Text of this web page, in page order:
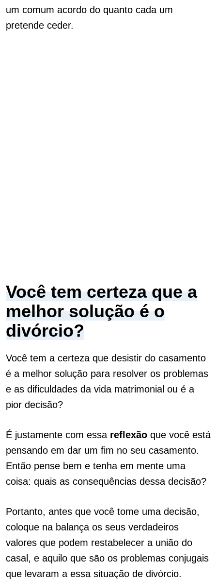
um comum acordo do quanto cada um
pretende ceder.
Você tem certeza que a
melhor solução é o
divórcio?
Você tem a certeza que desistir do casamento
é a melhor solução para resolver os problemas
e as dificuldades da vida matrimonial ou é a
pior decisão?
É justamente com essa reflexão que você está
pensando em dar um fim no seu casamento.
Então pense bem e tenha em mente uma
coisa: quais as consequências dessa decisão?
Portanto, antes que você tome uma decisão,
coloque na balança os seus verdadeiros
valores que podem restabelecer a união do
casal, e aquilo que são os problemas conjugais
que levaram a essa situação de divórcio.